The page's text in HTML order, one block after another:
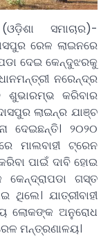
ସମାଚାର)-
ରେଳ ଲାଇନରେ
ଦେଇ କେନ୍ଦୁଝରକୁ
ନରେନ୍ଦ୍ର
ଶୁଭାରମ୍ଭ କରିବାର
ଲାଇନ୍‌ର ଯାଞ୍ଚ
ଦେଇଛନ୍ତି। ୨୦୨୦
ମାଲବାହୀ ଟ୍ରେନ
କରିବା ପାଇଁ ଦାବି ହୋଇ
ଗସ୍ତ
ଯାତ୍ରୀବାହୀ
ଲୋକଙ୍କ ଅନୁରୋଧ
ମନ୍ତ୍ରଣାଳୟ।